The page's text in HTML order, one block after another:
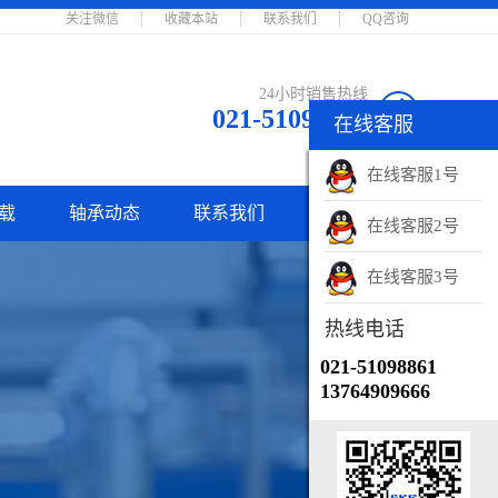
关注微信 收藏本站 联系我们 QQ咨询
24小时销售热线
021-51098861
轴承动态 联系我们
在线客服
销售客服
销售客服
销售电话
微信账号
在线客服
在线客服1号
在线客服2号
在线客服3号
热线电话
021-51098861
13764909666